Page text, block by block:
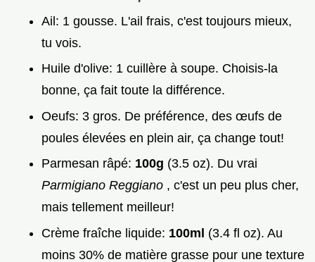
Ail: 1 gousse. L'ail frais, c'est toujours mieux,
tu vois.
Huile d'olive: 1 cuillère à soupe. Choisis-la
bonne, ça fait toute la différence.
Oeufs: 3 gros. De préférence, des œufs de
poules élevées en plein air, ça change tout!
Parmesan râpé: 100g (3.5 oz). Du vrai
Parmigiano Reggiano , c'est un peu plus cher,
mais tellement meilleur!
Crème fraîche liquide: 100ml (3.4 fl oz). Au
moins 30% de matière grasse pour une texture